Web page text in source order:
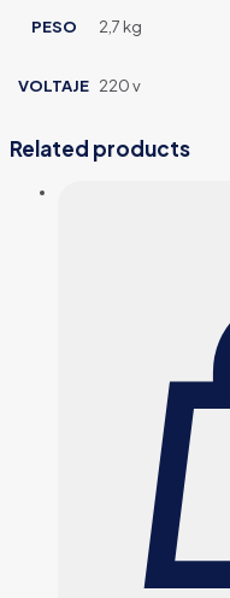
PESO 2,7 kg
VOLTAJE 220 v
Related products